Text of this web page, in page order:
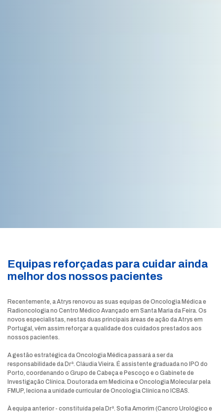
Equipas reforçadas para cuidar ainda
melhor dos nossos pacientes
Recentemente, a Atrys renovou as suas equipas de Oncologia Médica e
Radioncologia no Centro Médico Avançado em Santa Maria da Feira. Os
novos especialistas, nestas duas principais áreas de ação da Atrys em
Portugal, vêm assim reforçar a qualidade dos cuidados prestados aos
nossos pacientes.
A gestão estratégica da Oncologia Médica passará a ser da
responsabilidade da Drª. Cláudia Vieira. É assistente graduada no IPO do
Porto, coordenando o Grupo de Cabeça e Pescoço e o Gabinete de
Investigação Clínica. Doutorada em Medicina e Oncologia Molecular pela
FMUP, leciona a unidade curricular de Oncologia Clínica no ICBAS.
À equipa anterior - constituída pela Drª. Sofia Amorim (Cancro Urológico e